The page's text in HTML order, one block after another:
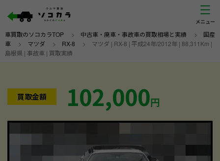
車買取のソコカラTOP > 中古車・廃車・事故車の買取相場と実績 > 国産
車 > マツダ > RX-8 > マツダ | RX-8 | 平成24年/2012年 | 88,311Km |
島根県 | 事故車 | 買取実績
買取金額 102,000円